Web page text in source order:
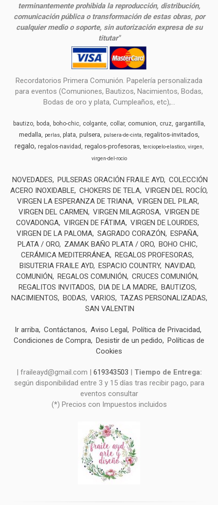
terminantemente prohibida la reproducción, distribución,
comunicación pública o transformación de estas obras, por
cualquier medio o soporte, sin autorización expresa de su
titutar"
Recordatorios Primera Comunión. Papelería personalizada
para eventos (Comuniones, Bautizos, Nacimientos, Bodas,
Bodas de oro y plata, Cumpleaños, etc),...
bautizo boda boho-chic colgante collar comunion cruz gargantilla
medalla perlas plata pulsera pulsera-de-cinta regalitos-invitados
regalo regalos-navidad regalos-profesoras terciopelo-elastico virgen
virgen-del-rocio
NOVEDADES PULSERAS ORACIÓN FRAILE AYD COLECCIÓN
ACERO INOXIDABLE CHOKERS DE TELA VIRGEN DEL ROCÍO
VIRGEN LA ESPERANZA DE TRIANA VIRGEN DEL PILAR
VIRGEN DEL CARMEN
VIRGEN MILAGROSA VIRGEN DE
COVADONGA VIRGEN DE FÁTIMA VIRGEN DE LOURDES
VIRGEN DE LA PALOMA SAGRADO CORAZÓN
ESPAÑA
PLATA / ORO
ZAMAK BAÑO PLATA / ORO BOHO CHIC
CERÁMICA MEDITERRÁNEA REGALOS PROFESORAS
BISUTERIA FRAILE AYD ESPACIO COUNTRY NAVIDAD
COMUNIÓN
REGALOS COMUNIÓN
CRUCES COMUNIÓN
REGALITOS INVITADOS
DIA DE LA MADRE BAUTIZOS
NACIMIENTOS
BODAS VARIOS
TAZAS PERSONALIZADAS
SAN VALENTIN
Ir arriba Contáctanos Aviso Legal
Política de Privacidad
Condiciones de Compra Desistir de un pedido
Políticas de
Cookies
| fraileayd@gmail.com | 619343503 | Tiempo de Entrega:
según disponibilidad entre 3 y 15 días tras recibir pago, para
eventos consultar
(*) Precios con Impuestos incluidos